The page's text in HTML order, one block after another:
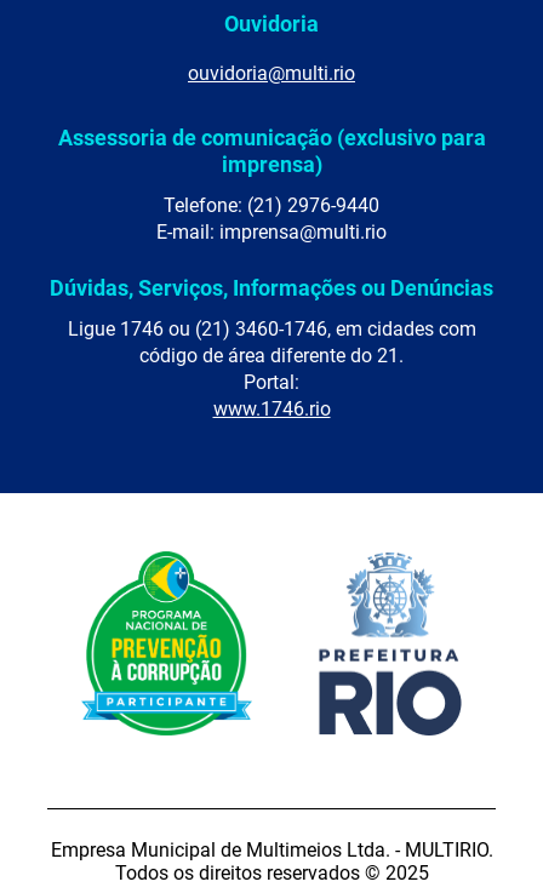
Ouvidoria
ouvidoria@multi.rio
Assessoria de comunicação (exclusivo para
imprensa)
Telefone: (21) 2976-9440
E-mail: imprensa@multi.rio
Dúvidas, Serviços, Informações ou Denúncias
Ligue 1746 ou (21) 3460-1746, em cidades com
código de área diferente do 21.
Portal:
www.1746.rio
Empresa Municipal de Multimeios Ltda. - MULTIRIO.
Todos os direitos reservados © 2025